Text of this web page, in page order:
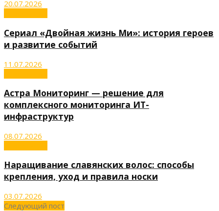
20.07.2026
Сериал «Двойная жизнь Ми»: история героев
и развитие событий
11.07.2026
Астра Мониторинг — решение для
комплексного мониторинга ИТ-
инфраструктур
08.07.2026
Наращивание славянских волос: способы
крепления, уход и правила носки
03.07.2026
Следующий пост